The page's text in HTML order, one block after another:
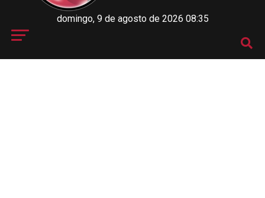
domingo, 9 de agosto de 2026 08:35